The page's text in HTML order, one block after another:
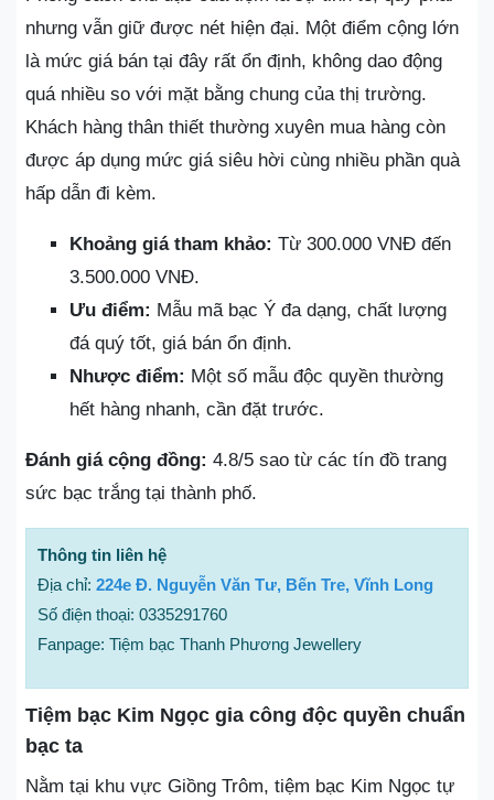
nhưng vẫn giữ được nét hiện đại. Một điểm cộng lớn
là mức giá bán tại đây rất ổn định, không dao động
quá nhiều so với mặt bằng chung của thị trường.
Khách hàng thân thiết thường xuyên mua hàng còn
được áp dụng mức giá siêu hời cùng nhiều phần quà
hấp dẫn đi kèm.
Khoảng giá tham khảo: Từ 300.000 VNĐ đến
3.500.000 VNĐ.
Ưu điểm: Mẫu mã bạc Ý đa dạng, chất lượng
đá quý tốt, giá bán ổn định.
Nhược điểm: Một số mẫu độc quyền thường
hết hàng nhanh, cần đặt trước.
Đánh giá cộng đồng: 4.8/5 sao từ các tín đồ trang
sức bạc trắng tại thành phố.
Thông tin liên hệ
Địa chỉ: 224e Đ. Nguyễn Văn Tư, Bến Tre, Vĩnh Long
Số điện thoại: 0335291760
Fanpage: Tiệm bạc Thanh Phương Jewellery
Tiệm bạc Kim Ngọc gia công độc quyền chuẩn
bạc ta
Nằm tại khu vực Giồng Trôm, tiệm bạc Kim Ngọc tự